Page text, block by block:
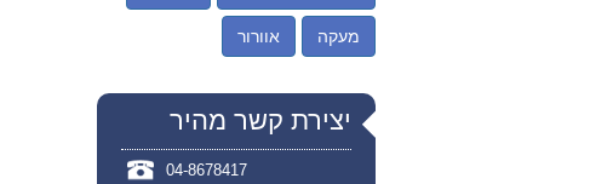
מעקה אוורור
יצירת קשר מהיר
04-8678417